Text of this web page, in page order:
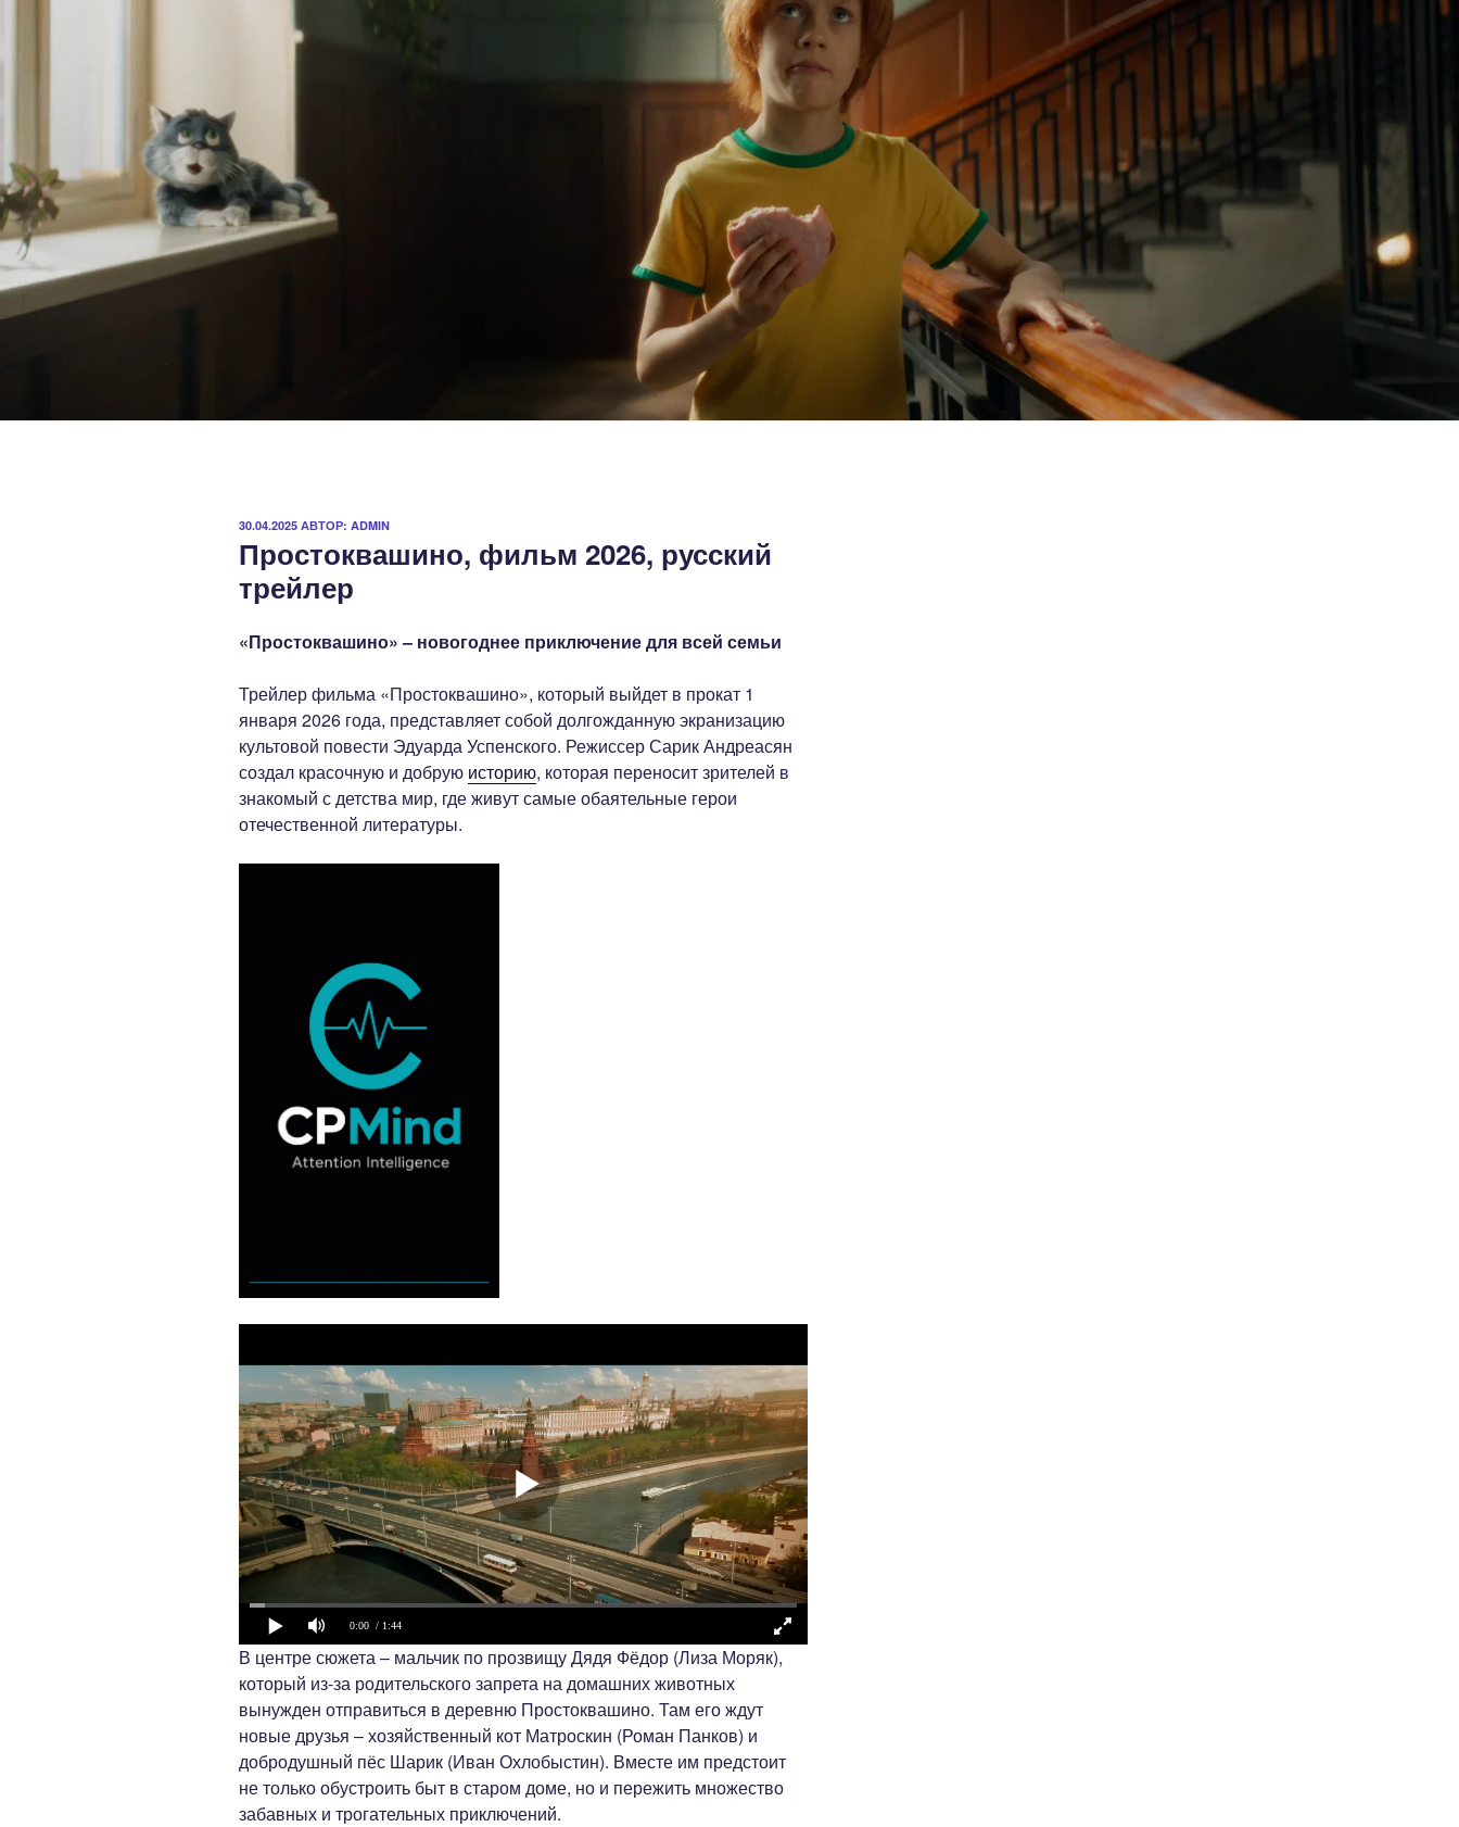
ОПУБЛИКОВАНО
30.04.2025 АВТОР: ADMIN
Простоквашино, фильм 2026, русский
трейлер
«Простоквашино» – новогоднее приключение для всей семьи
Трейлер фильма «Простоквашино», который выйдет в прокат 1
января 2026 года, представляет собой долгожданную экранизацию
культовой повести Эдуарда Успенского. Режиссер Сарик Андреасян
создал красочную и добрую историю, которая переносит зрителей в
знакомый с детства мир, где живут самые обаятельные герои
отечественной литературы.
0:00 / 1:44
В центре сюжета – мальчик по прозвищу Дядя Фёдор (Лиза Моряк),
который из-за родительского запрета на домашних животных
вынужден отправиться в деревню Простоквашино. Там его ждут
новые друзья – хозяйственный кот Матроскин (Роман Панков) и
добродушный пёс Шарик (Иван Охлобыстин). Вместе им предстоит
не только обустроить быт в старом доме, но и пережить множество
забавных и трогательных приключений.